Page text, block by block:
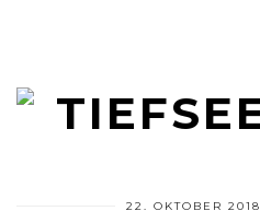
22. OKTOBER 2018